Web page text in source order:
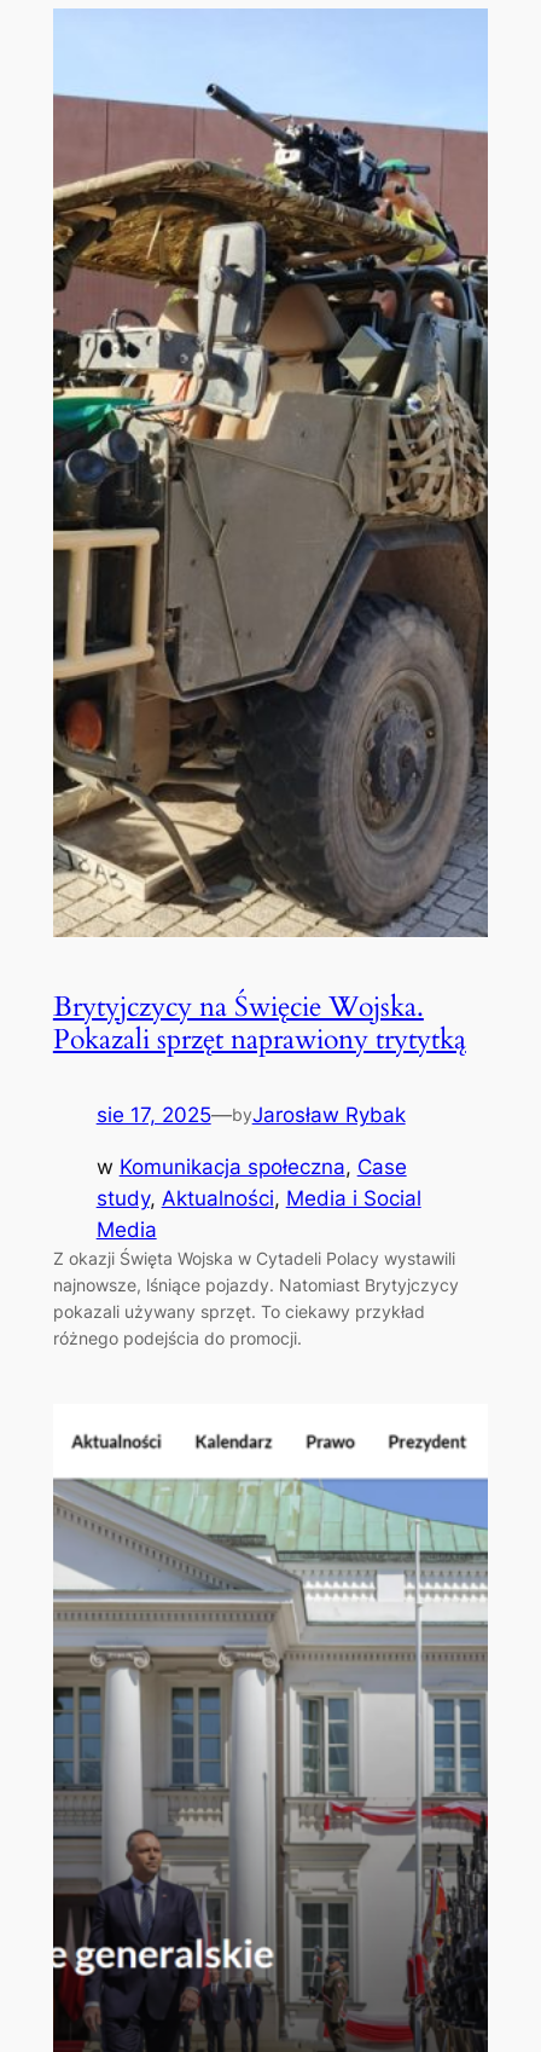
Brytyjczycy na Święcie Wojska.
Pokazali sprzęt naprawiony trytytką
sie 17, 2025—byJarosław Rybak
w Komunikacja społeczna, Case
study, Aktualności, Media i Social
Media
Z okazji Święta Wojska w Cytadeli Polacy wystawili
najnowsze, lśniące pojazdy. Natomiast Brytyjczycy
pokazali używany sprzęt. To ciekawy przykład
różnego podejścia do promocji.